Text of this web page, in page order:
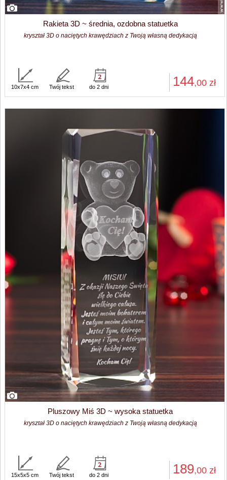
Rakieta 3D ~ średnia, ozdobna statuetka
kryształ 3D o naciętych krawędziach z Twoją własną dedykacją
144,00 zł
10x7x4 cm Twój tekst do 2 dni
Pluszowy Miś 3D ~ wysoka statuetka
kryształ 3D o naciętych krawędziach z Twoją własną dedykacją
189,00 zł
15x5x5 cm Twój tekst do 2 dni